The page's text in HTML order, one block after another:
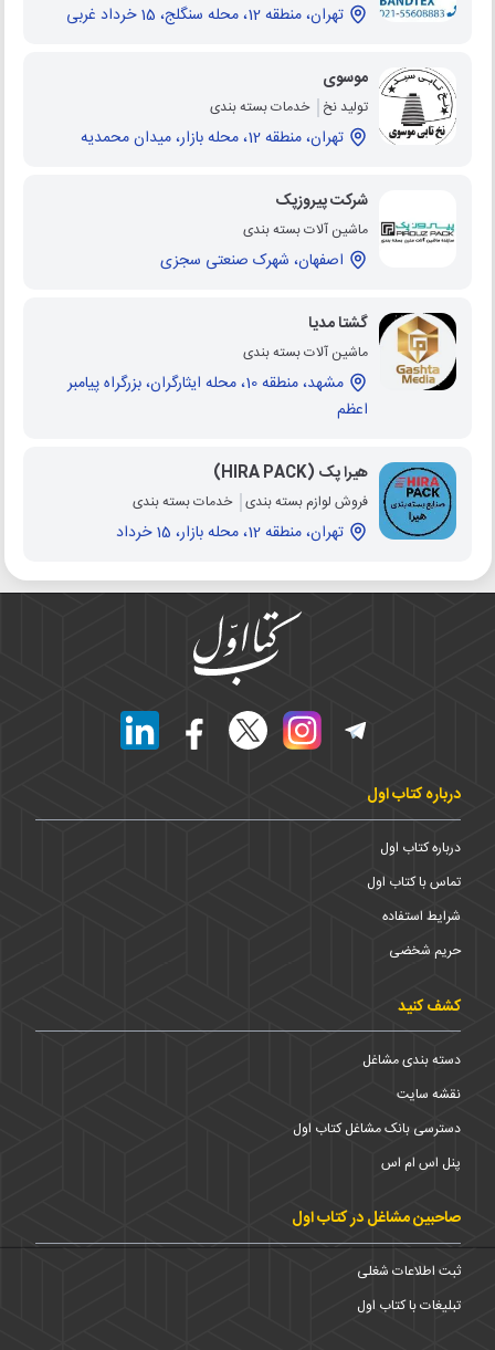
تهران، منطقه 12، محله سنگلج، 15 خرداد غربی
موسوی
تولید نخ خدمات بسته بندی
تهران، منطقه 12، محله بازار، میدان محمدیه
شرکت پیروزپک
ماشین آلات بسته بندی
اصفهان، شهرک صنعتی سجزی
گشتا مدیا
ماشین آلات بسته بندی
مشهد، منطقه 10، محله ایثارگران، بزرگراه پیامبر
اعظم
هیرا پک (HIRA PACK)
فروش لوازم بسته بندی خدمات بسته بندی
تهران، منطقه 12، محله بازار، 15 خرداد
درباره کتاب اول
درباره کتاب اول
تماس با کتاب اول
شرایط استفاده
حریم شخضی
کشف کنید
دسته بندی مشاغل
نقشه سایت
دسترسی بانک مشاغل کتاب اول
پنل اس ام اس
صاحبین مشاغل در کتاب اول
ثبت اطلاعات شغلی
تبلیغات با کتاب اول